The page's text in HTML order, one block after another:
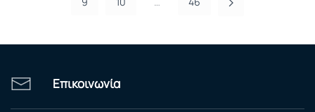
Επικοινωνία